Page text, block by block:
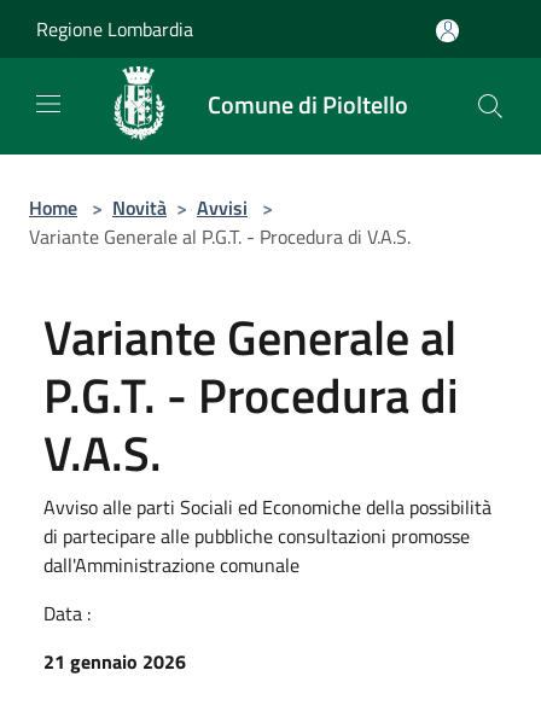
Regione Lombardia
Comune di Pioltello
Home > Novità > Avvisi >
Variante Generale al P.G.T. - Procedura di V.A.S.
Variante Generale al
P.G.T. - Procedura di
V.A.S.
Avviso alle parti Sociali ed Economiche della possibilità
di partecipare alle pubbliche consultazioni promosse
dall'Amministrazione comunale
Data :
21 gennaio 2026